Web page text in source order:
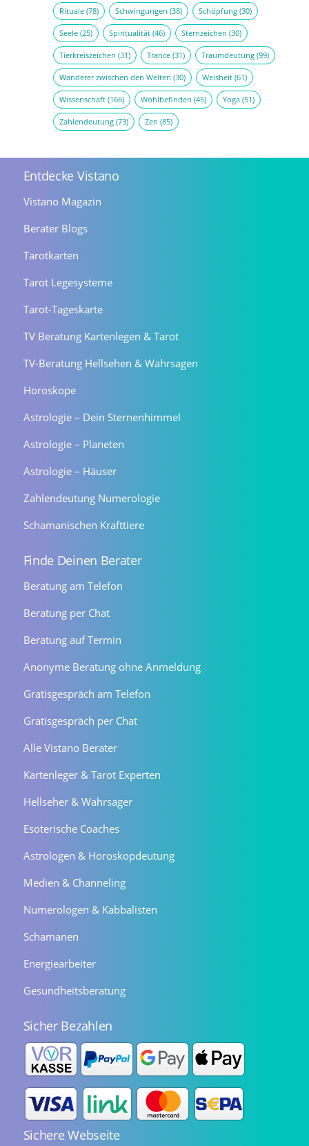
Rituale(78) Schwingungen (38) Schöpfung(30)
Seele(25) Spiritualität(46) Sternzeichen (30)
Tierkreiszeichen (31) Trance(31) Traumdeutung(99)
Wanderer zwischen den Welten (30) Weisheit(61)
Wissenschaft(166) Wohlbefinden (45) Yoga(51)
Zahlendeutung(73) Zen (85)
Entdecke Vistano
Vistano Magazin
Berater Blogs
Tarotkarten
Tarot Legesysteme
Tarot-Tageskarte
TV Beratung Kartenlegen & Tarot
TV-Beratung Hellsehen & Wahrsagen
Horoskope
Astrologie – Dein Sternenhimmel
Astrologie – Planeten
Astrologie – Häuser
Zahlendeutung Numerologie
Schamanischen Krafttiere
Finde Deinen Berater
Beratung am Telefon
Beratung per Chat
Beratung auf Termin
Anonyme Beratung ohne Anmeldung
Gratisgespräch am Telefon
Gratisgespräch per Chat
Alle Vistano Berater
Kartenleger & Tarot Experten
Hellseher & Wahrsager
Esoterische Coaches
Astrologen & Horoskopdeutung
Medien & Channeling
Numerologen & Kabbalisten
Schamanen
Energiearbeiter
Gesundheitsberatung
Sicher Bezahlen
Sichere Webseite